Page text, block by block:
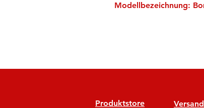
Modellbezeichnung:
Produktstore